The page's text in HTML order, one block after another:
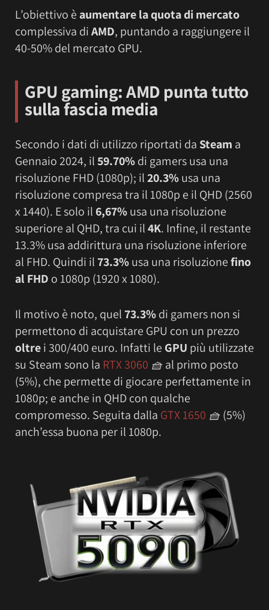
L’obiettivo è aumentare la quota di mercato
complessiva diAMD, puntando a raggiungere il
40-50% del mercato GPU.
GPU gaming: AMD punta tutto
sulla fascia media
Secondo i dati di utilizzo riportati da Steam a
Gennaio 2024, il59.70%di gamers usa una
risoluzione FHD (1080p); il20.3%usa una
risoluzione compresa tra il 1080p e il QHD (2560
x 1440). E solo il6,67%usa una risoluzione
superiore al QHD, tra cui il4K. Infine, il restante
13.3% usa addirittura una risoluzione inferiore
al FHD. Quindi il73.3%usa una risoluzionefino
al FHD o 1080p (1920 x 1080).
Il motivo è noto, quel73.3%di gamers non si
permettono di acquistare GPU con un prezzo
oltrei 300/400 euro. Infatti le GPU più utilizzate
su Steam sono la RTX 3060 🧺al primo posto
(5%), che permette di giocare perfettamente in
1080p; e anche in QHD con qualche
compromesso. Seguita dalla GTX 1650 🧺(5%)
anch’essa buona per il 1080p.